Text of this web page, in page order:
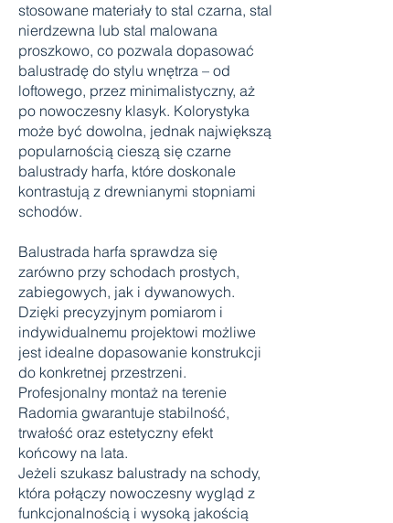
stosowane materiały to stal czarna, stal
nierdzewna lub stal malowana
proszkowo, co pozwala dopasować
balustradę do stylu wnętrza – od
loftowego, przez minimalistyczny, aż
po nowoczesny klasyk. Kolorystyka
może być dowolna, jednak największą
popularnością cieszą się czarne
balustrady harfa, które doskonale
kontrastują z drewnianymi stopniami
schodów.
Balustrada harfa sprawdza się
zarówno przy schodach prostych,
zabiegowych, jak i dywanowych.
Dzięki precyzyjnym pomiarom i
indywidualnemu projektowi możliwe
jest idealne dopasowanie konstrukcji
do konkretnej przestrzeni.
Profesjonalny montaż na terenie
Radomia gwarantuje stabilność,
trwałość oraz estetyczny efekt
końcowy na lata.
Jeżeli szukasz balustrady na schody,
która połączy nowoczesny wygląd z
funkcjonalnością i wysoką jakością